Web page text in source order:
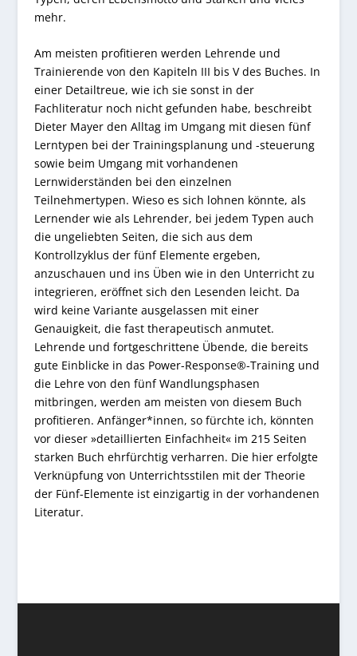
mehr.
Am meisten profitieren werden Lehrende und
Trainierende von den Kapiteln III bis V des Buches. In
einer Detailtreue, wie ich sie sonst in der
Fachliteratur noch nicht gefunden habe, beschreibt
Dieter Mayer den Alltag im Umgang mit diesen fünf
Lerntypen bei der Trainingsplanung und -steuerung
sowie beim Umgang mit vorhandenen
Lernwiderständen bei den einzelnen
Teilnehmertypen. Wieso es sich lohnen könnte, als
Lernender wie als Lehrender, bei jedem Typen auch
die ungeliebten Seiten, die sich aus dem
Kontrollzyklus der fünf Elemente ergeben,
anzuschauen und ins Üben wie in den Unterricht zu
integrieren, eröffnet sich den Lesenden leicht. Da
wird keine Variante ausgelassen mit einer
Genauigkeit, die fast therapeutisch anmutet.
Lehrende und fortgeschrittene Übende, die bereits
gute Einblicke in das Power-Response®-Training und
die Lehre von den fünf Wandlungsphasen
mitbringen, werden am meisten von diesem Buch
profitieren. Anfänger*innen, so fürchte ich, könnten
vor dieser »detaillierten Einfachheit« im 215 Seiten
starken Buch ehrfürchtig verharren. Die hier erfolgte
Verknüpfung von Unterrichtsstilen mit der Theorie
der Fünf-Elemente ist einzigartig in der vorhandenen
Literatur.